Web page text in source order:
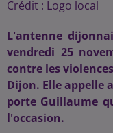
Crédit : Logo local
L'antenne
vendredi 25
contre les
Dijon. Elle appelle
porte Guillaume
l'occasion.